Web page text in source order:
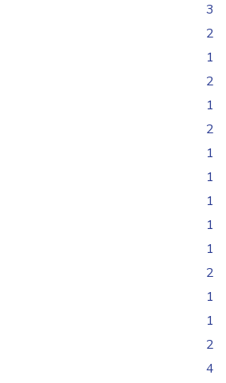
3
2
1
2
1
2
1
1
1
1
1
2
1
1
2
4